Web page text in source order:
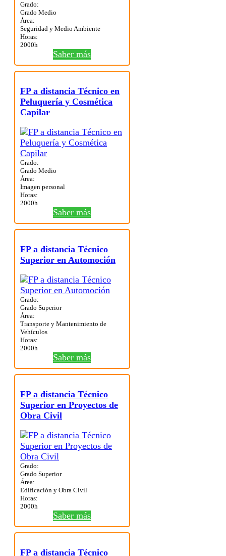
Grado:
Grado Medio
Área:
Seguridad y Medio Ambiente
Horas:
2000h
Saber más
FP a distancia Técnico en
Peluquería y Cosmética
Capilar
Grado:
Grado Medio
Área:
Imagen personal
Horas:
2000h
Saber más
FP a distancia Técnico
Superior en Automoción
Grado:
Grado Superior
Área:
Transporte y Mantenimiento de
Vehículos
Horas:
2000h
Saber más
FP a distancia Técnico
Superior en Proyectos de
Obra Civil
Grado:
Grado Superior
Área:
Edificación y Obra Civil
Horas:
2000h
Saber más
FP a distancia Técnico